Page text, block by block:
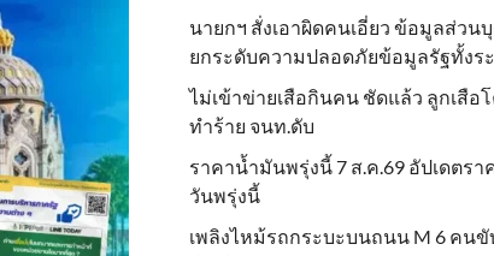
นายกฯ สั่งเอาผิดคนเอี่ยว ข้อมูลส่วน
ยกระดับความปลอดภัยข้อมูลรัฐทั้งระ
ไม่เข้าข่าย​เสือกินคน ชัดแล้ว ลูกเสือ
ทำร้าย จนท.ดับ
ราคาน้ำมันพรุ่งนี้ 7 ส.ค.69 อัปเดตร
วันพรุ่งนี้
เพลิงไหม้รถกระบะบนถนน M 6 คน